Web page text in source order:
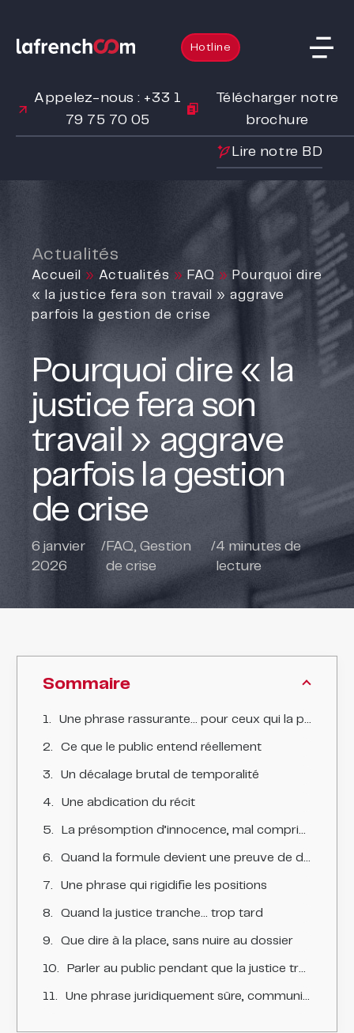
Hotline
Appelez-nous : +33 1
79 75 70 05
Télécharger notre
brochure
Lire notre BD
Actualités
Accueil » Actualités » FAQ » Pourquoi dire
« la justice fera son travail » aggrave
parfois la gestion de crise
Pourquoi dire « la
justice fera son
travail » aggrave
parfois la gestion
de crise
6 janvier
2026
/FAQ,Gestion
de crise
/4 minutes de
lecture
Sommaire
Une phrase rassurante… pour ceux qui la prononcent
Ce que le public entend réellement
Un décalage brutal de temporalité
Une abdication du récit
La présomption d’innocence, mal comprise médiatiquement
Quand la formule devient une preuve de distance
Une phrase qui rigidifie les positions
Quand la justice tranche… trop tard
Que dire à la place, sans nuire au dossier
Parler au public pendant que la justice travaille
Une phrase juridiquement sûre, communicationnellement fragile